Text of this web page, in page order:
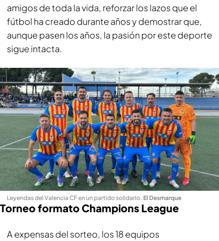
amigos de toda la vida, reforzar los lazos que el
fútbol ha creado durante años y demostrar que,
aunque pasen los años, la pasión por este deporte
sigue intacta.
Leyendas del Valencia CF en un partido solidario. El Desmarque
Torneo formato Champions League
A expensas del sorteo, los 18 equipos